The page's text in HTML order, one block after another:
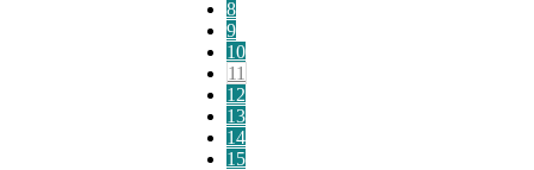
8
9
10
11
12
13
14
15